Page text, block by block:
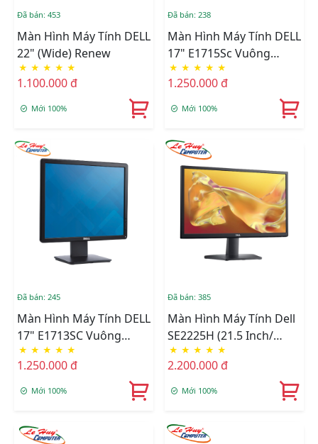
Đã bán: 453
Màn Hình Máy Tính DELL
22" (Wide) Renew
★ ★ ★ ★ ★
1.100.000 đ
Mới 100%
Đã bán: 238
Màn Hình Máy Tính DELL
17" E1715Sc Vuông
Renew
★ ★ ★ ★ ★
1.250.000 đ
Mới 100%
Đã bán: 245
Màn Hình Máy Tính DELL
17" E1713SC Vuông
Renew
★ ★ ★ ★ ★
1.250.000 đ
Mới 100%
Đã bán: 385
Màn Hình Máy Tính Dell
SE2225H (21.5 Inch/
1920 X 1080/ 250 Cd/m2/
5ms/ 75Hz)
★ ★ ★ ★ ★
2.200.000 đ
Mới 100%